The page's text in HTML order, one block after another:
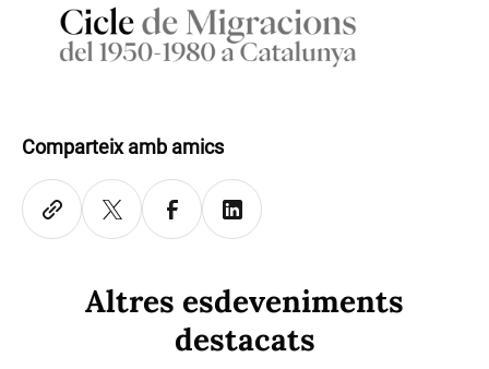
Comparteix amb amics
Altres esdeveniments
destacats